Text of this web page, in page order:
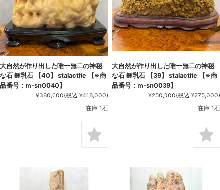
大自然が作り出した唯一無二の神秘
な石 鍾乳石 【40】 stalactite 【※商
品番号：m-sn0040】
¥380,000(税込 ¥418,000)
在庫 1石
大自然が作り出した唯一無二の神秘
な石 鍾乳石 【39】 stalactite 【※商
品番号：m-sn0039】
¥250,000(税込 ¥275,000)
在庫 1石